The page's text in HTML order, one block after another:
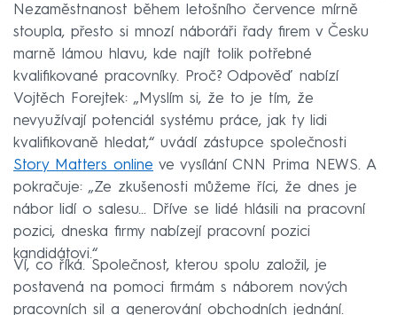
Nezaměstnanost během letošního července mírně
stoupla, přesto si mnozí náboráři řady firem v Česku
marně lámou hlavu, kde najít tolik potřebné
kvalifikované pracovníky. Proč? Odpověď nabízí
Vojtěch Forejtek: „Myslím si, že to je tím, že
nevyužívají potenciál systému práce, jak ty lidi
kvalifikovaně hledat,“ uvádí zástupce společnosti
Story Matters online ve vysílání CNN Prima NEWS. A
pokračuje: „Ze zkušenosti můžeme říci, že dnes je
nábor lidí o salesu... Dříve se lidé hlásili na pracovní
pozici, dneska firmy nabízejí pracovní pozici
kandidátovi.“
Ví, co říká. Společnost, kterou spolu založil, je
postavená na pomoci firmám s náborem nových
pracovních sil a generování obchodních jednání.